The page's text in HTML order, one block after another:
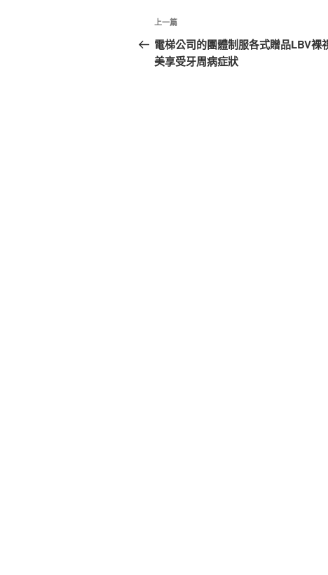
文
章
導
上
一
篇
上一篇
電梯公司的團體制服各式贈品LBV裸
美享受牙周病症狀